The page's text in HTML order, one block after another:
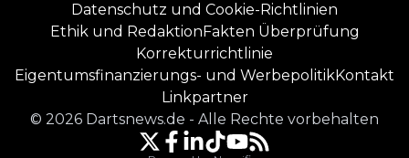
Datenschutz und Cookie-Richtlinien
Ethik und Redaktion Fakten Überprüfung
Korrekturrichtlinie
Eigentumsfinanzierungs- und WerbepolitikKontakt
Linkpartner
© 2026 Dartsnews.de - Alle Rechte vorbehalten